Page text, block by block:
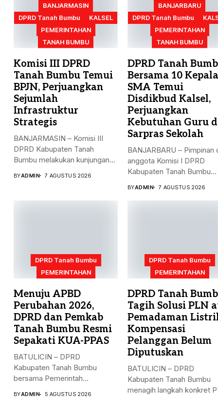
BANJARMASIN
DPRD Tanah Bumbu
KALSEL
PEMERINTAHAN
TANAH BUMBU
Komisi III DPRD
Tanah Bumbu Temui
BPJN, Perjuangkan
Sejumlah
Infrastruktur
Strategis
BANJARMASIN – Komisi III
DPRD Kabupaten Tanah
Bumbu melakukan kunjungan
BYADMIN 7 AGUSTUS 2026
BANJARBARU
DPRD Tanah Bumbu
PEMERINTAHAN
TANAH BUMBU
DPRD Tanah
Bersama 10 Kepala
SMA Temui
Disdikbud Kalsel,
Perjuangkan
Kebutuhan Guru
Sarpras Sekolah
BANJARBARU – Pimpinan
anggota Komisi I DPRD
Kabupaten Tanah Bumbu
BYADMIN 7 AGUSTUS 2026
DPRD Tanah Bumbu
PEMERINTAHAN
Menuju APBD
Perubahan 2026,
DPRD dan Pemkab
Tanah Bumbu Resmi
Sepakati KUA-PPAS
BATULICIN – DPRD
Kabupaten Tanah Bumbu
bersama Pemerintah
BYADMIN 5 AGUSTUS 2026
DPRD Tanah Bumbu
PEMERINTAHAN
DPRD Tanah
Tagih Solusi PLN
Pemadaman
Kompensasi
Pelanggan Belum
Diputuskan
BATULICIN – DPRD
Kabupaten Tanah Bumbu
menagih langkah konkret